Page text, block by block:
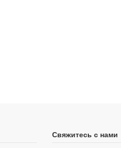
Свяжитесь с нами